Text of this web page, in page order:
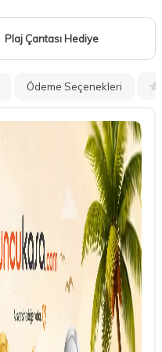
Plaj Çantası Hediye
Ödeme Seçenekleri